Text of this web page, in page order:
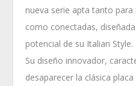
nueva serie apta tanto
como conectadas,
potencial de su Italian Style.
Su diseño innovador,
desaparecer la clásica